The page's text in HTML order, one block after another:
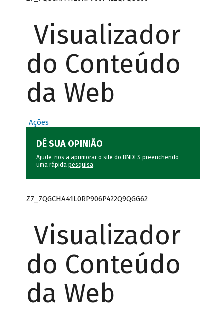
Visualizador
do Conteúdo
da Web
Ações
DÊ SUA OPINIÃO
Ajude-nos a aprimorar o site do BNDES preenchendo
uma rápida pesquisa.
Z7_7QGCHA41L0RP906P422Q9QGG62
Visualizador
do Conteúdo
da Web